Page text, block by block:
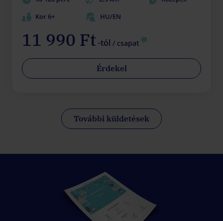
Kor 6+
HU/EN
11 990 Ft -tól / csapat
Érdekel
További küldetések